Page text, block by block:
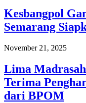
Kesbangpol
Semarang
November 21, 2025
Lima
Terima
dari BPOM